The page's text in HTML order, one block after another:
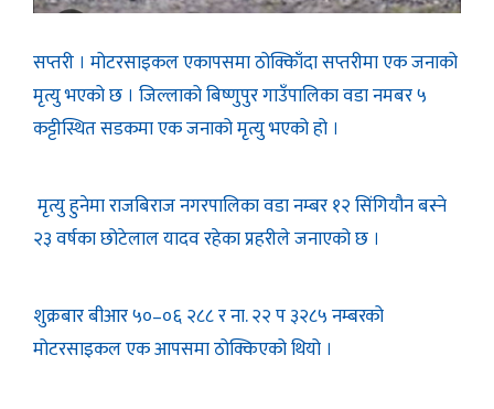
सप्तरी । मोटरसाइकल एकापसमा ठोक्किाँदा सप्तरीमा एक जनाको
मृत्यु भएको छ । जिल्लाको बिष्णुपुर गाउँपालिका वडा नमबर ५
कट्टीस्थित सडकमा एक जनाको मृत्यु भएको हो ।
मृत्यु हुनेमा राजबिराज नगरपालिका वडा नम्बर १२ सिंगियौन बस्ने
२३ वर्षका छोटेलाल यादव रहेका प्रहरीले जनाएको छ ।
शुक्रबार बीआर ५०–०६ २८८ र ना. २२ प ३२८५ नम्बरको
मोटरसाइकल एक आपसमा ठोक्किएको थियो ।